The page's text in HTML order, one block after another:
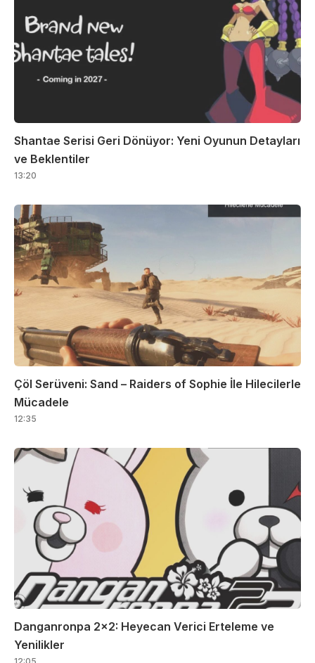
Shantae Serisi Geri Dönüyor: Yeni Oyunun Detayları
ve Beklentiler
13:20
Çöl Serüveni: Sand – Raiders of Sophie İle Hilecilerle
Mücadele
12:35
Danganronpa 2×2: Heyecan Verici Erteleme ve
Yenilikler